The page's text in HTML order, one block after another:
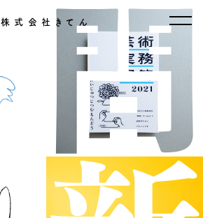
株式会社きてん問